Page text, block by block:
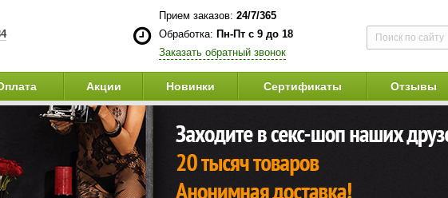
Прием заказов: 24/7/365
Обработка: Пн-Пт с 9 до 18
Заказать обратный звонок
Акции Новинки Сертификаты Отзывы